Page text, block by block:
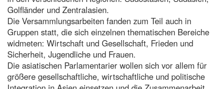
Golfländer und Zentralasien.
Die Versammlungsarbeiten fanden zum Teil auch in
Gruppen statt, die sich einzelnen thematischen Bereiche
widmeten: Wirtschaft und Gesellschaft, Frieden und
Sicherheit, Jugendliche und Frauen.
Die asiatischen Parlamentarier wollen sich vor allem für
größere gesellschaftliche, wirtschaftliche und politische